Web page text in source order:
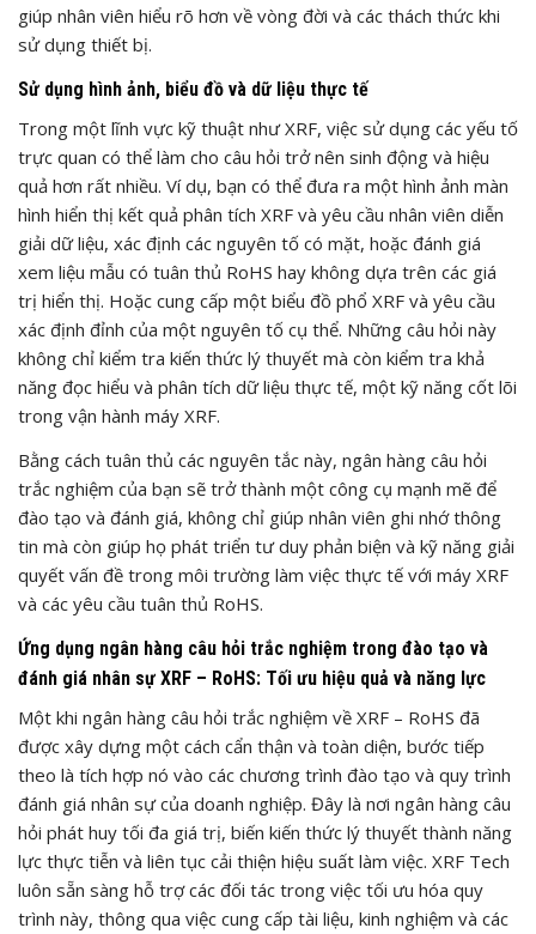
giúp nhân viên hiểu rõ hơn về vòng đời và các thách thức khi
sử dụng thiết bị.
Sử dụng hình ảnh, biểu đồ và dữ liệu thực tế
Trong một lĩnh vực kỹ thuật như XRF, việc sử dụng các yếu tố
trực quan có thể làm cho câu hỏi trở nên sinh động và hiệu
quả hơn rất nhiều. Ví dụ, bạn có thể đưa ra một hình ảnh màn
hình hiển thị kết quả phân tích XRF và yêu cầu nhân viên diễn
giải dữ liệu, xác định các nguyên tố có mặt, hoặc đánh giá
xem liệu mẫu có tuân thủ RoHS hay không dựa trên các giá
trị hiển thị. Hoặc cung cấp một biểu đồ phổ XRF và yêu cầu
xác định đỉnh của một nguyên tố cụ thể. Những câu hỏi này
không chỉ kiểm tra kiến thức lý thuyết mà còn kiểm tra khả
năng đọc hiểu và phân tích dữ liệu thực tế, một kỹ năng cốt lõi
trong vận hành máy XRF.
Bằng cách tuân thủ các nguyên tắc này, ngân hàng câu hỏi
trắc nghiệm của bạn sẽ trở thành một công cụ mạnh mẽ để
đào tạo và đánh giá, không chỉ giúp nhân viên ghi nhớ thông
tin mà còn giúp họ phát triển tư duy phản biện và kỹ năng giải
quyết vấn đề trong môi trường làm việc thực tế với máy XRF
và các yêu cầu tuân thủ RoHS.
Ứng dụng ngân hàng câu hỏi trắc nghiệm trong đào tạo và
đánh giá nhân sự XRF – RoHS: Tối ưu hiệu quả và năng lực
Một khi ngân hàng câu hỏi trắc nghiệm về XRF – RoHS đã
được xây dựng một cách cẩn thận và toàn diện, bước tiếp
theo là tích hợp nó vào các chương trình đào tạo và quy trình
đánh giá nhân sự của doanh nghiệp. Đây là nơi ngân hàng câu
hỏi phát huy tối đa giá trị, biến kiến thức lý thuyết thành năng
lực thực tiễn và liên tục cải thiện hiệu suất làm việc. XRF Tech
luôn sẵn sàng hỗ trợ các đối tác trong việc tối ưu hóa quy
trình này, thông qua việc cung cấp tài liệu, kinh nghiệm và các